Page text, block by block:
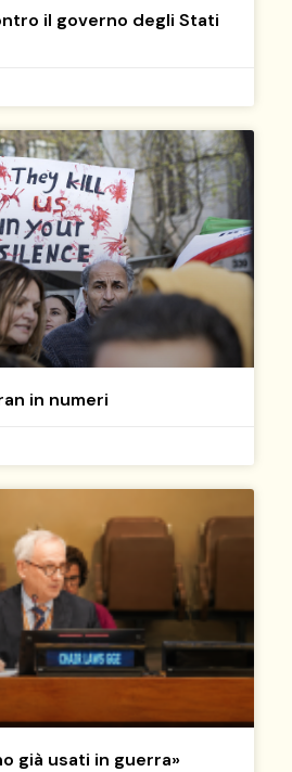
il governo degli Stati
in numeri
già usati in guerra»